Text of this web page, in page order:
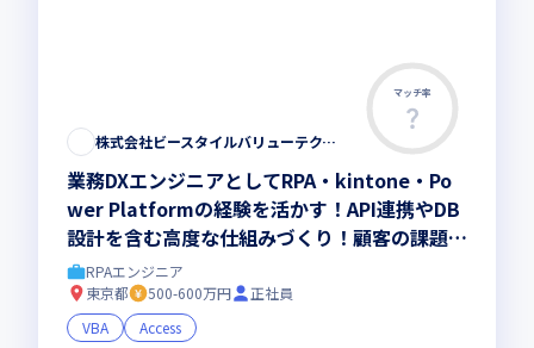
マッチ率
株式会社ビースタイルバリューテクノロジーズ
業務DXエンジニアとしてRPA・kintone・Po
wer Platformの経験を活かす！API連携やDB
設計を含む高度な仕組みづくり！顧客の課題を
技術で解決する上流経験者募集！
RPAエンジニア
東京都
500-600万円
正社員
VBA
Access